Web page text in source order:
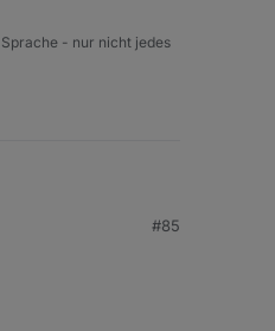
- nur nicht jedes
#85